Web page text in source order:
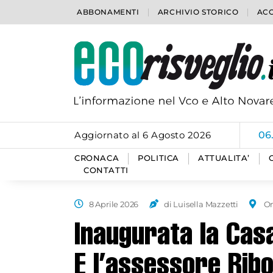
ABBONAMENTI ARCHIVIO STORICO
Aggiornato al 6 Agosto 2026
CRONACA POLITICA ATTUALITA’
CONTATTI
8 Aprile 2026 di Luisella Mazzetti
Inaugurata la